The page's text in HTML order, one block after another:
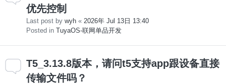
优先控制
Last post by wyh « 2026年 Jul 13日 13:40
Posted in TuyaOS-联网单品开发
T5_3.13.8版本，请问t5支持app跟设备直接
传输文件吗？